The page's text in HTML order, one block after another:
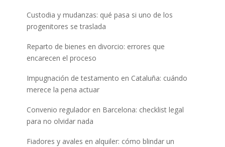
Custodia y mudanzas: qué pasa si uno de los
progenitores se traslada
Reparto de bienes en divorcio: errores que
encarecen el proceso
Impugnación de testamento en Cataluña: cuándo
merece la pena actuar
Convenio regulador en Barcelona: checklist legal
para no olvidar nada
Fiadores y avales en alquiler: cómo blindar un